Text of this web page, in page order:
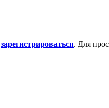
зарегистрироваться. Для